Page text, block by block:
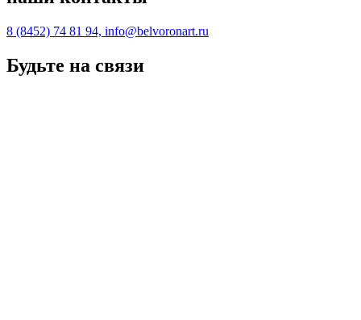
8 (8452) 74 81 94, info@belvoronart.ru
Будьте на связи